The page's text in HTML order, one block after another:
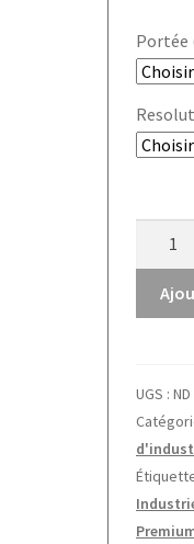
Portée
Balance
de
2022a
Kern
UGS : ND